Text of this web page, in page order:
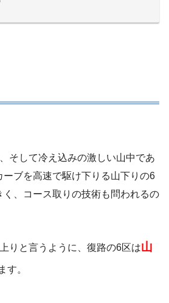
そして冷え込みの激しい山中であ
ーブを高速で駆け下りる山下りの6
く、コース取りの技術も問われるの
りと言うように、復路の6区は山
す。